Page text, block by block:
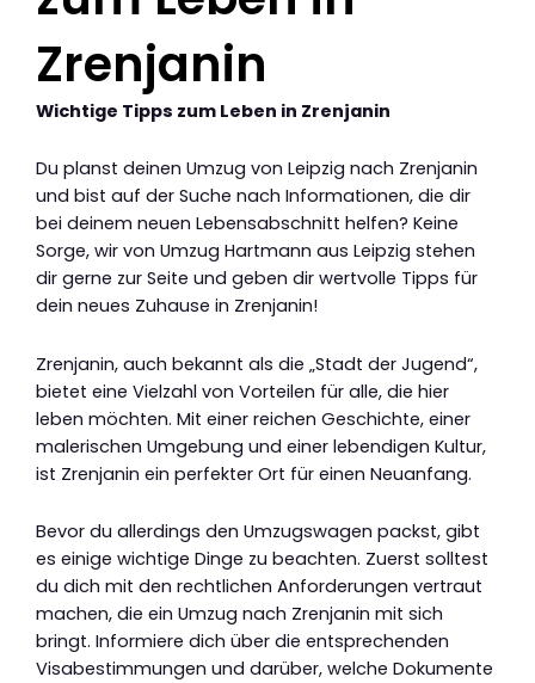
Zrenjanin
Wichtige Tipps zum Leben in Zrenjanin
Du planst deinen Umzug von Leipzig nach Zrenjanin
und bist auf der Suche nach Informationen, die dir
bei deinem neuen Lebensabschnitt helfen? Keine
Sorge, wir von Umzug Hartmann aus Leipzig stehen
dir gerne zur Seite und geben dir wertvolle Tipps für
dein neues Zuhause in Zrenjanin!
Zrenjanin, auch bekannt als die „Stadt der Jugend“,
bietet eine Vielzahl von Vorteilen für alle, die hier
leben möchten. Mit einer reichen Geschichte, einer
malerischen Umgebung und einer lebendigen Kultur,
ist Zrenjanin ein perfekter Ort für einen Neuanfang.
Bevor du allerdings den Umzugswagen packst, gibt
es einige wichtige Dinge zu beachten. Zuerst solltest
du dich mit den rechtlichen Anforderungen vertraut
machen, die ein Umzug nach Zrenjanin mit sich
bringt. Informiere dich über die entsprechenden
Visabestimmungen und darüber, welche Dokumente